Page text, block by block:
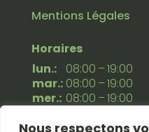
Nous respectons
Mentions Légales
Horaires
lun.:
08:00 – 19:00
mar.: 08:00 – 19:00
mer.: 08:00 – 19:00
ven.: 08:00 – 19:00